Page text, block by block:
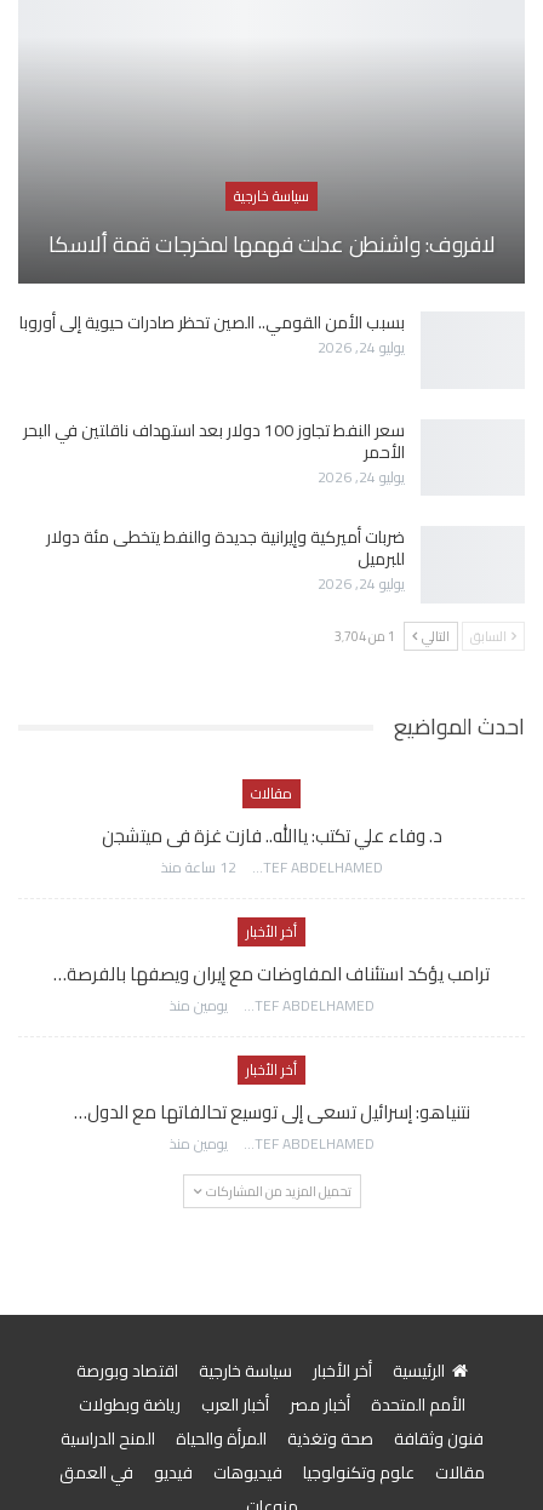
سياسة خارجية
لافروف: واشنطن عدلت فهمها لمخرجات قمة ألاسكا
بسبب الأمن القومي.. الصين تحظر صادرات حيوية إلى أوروبا
يوليو 24, 2026
سعر النفط تجاوز 100 دولار بعد استهداف ناقلتين في البحر
الأحمر
يوليو 24, 2026
ضربات أميركية وإيرانية جديدة والنفط يتخطى مئة دولار
للبرميل
يوليو 24, 2026
السابق التالي 1 من 3٬704
احدث المواضيع
مقالات
د. وفاء علي تكتب: ياالله.. فازت غزة فى ميتشجن
AWATEF ABDELHAMED 12 ساعة منذ
أخر الأخبار
ترامب يؤكد استئناف المفاوضات مع إيران ويصفها بالفرصة…
AWATEF ABDELHAMED يومين منذ
أخر الأخبار
نتنياهو: إسرائيل تسعى إلى توسيع تحالفاتها مع الدول…
AWATEF ABDELHAMED يومين منذ
تحميل المزيد من المشاركات
الرئيسية أخر الأخبار سياسة خارجية
اقتصاد وبورصة
الأمم المتحدة
أخبار مصر أخبار العرب
رياضة وبطولات
فنون وثقافة
صحة وتغذية المرأة والحياة
المنح الدراسية
مقالات
علوم وتكنولوجيا فيديوهات فيديو
في العمق